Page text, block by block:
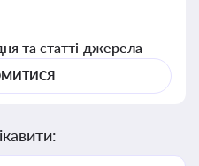
та статті-джерела